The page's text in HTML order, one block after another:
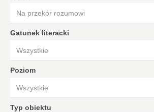
Na przekór rozumowi
Gatunek literacki
Wszystkie
Poziom
Wszystkie
Typ obiektu